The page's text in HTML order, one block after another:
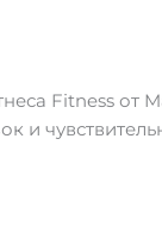
Fitness от
и